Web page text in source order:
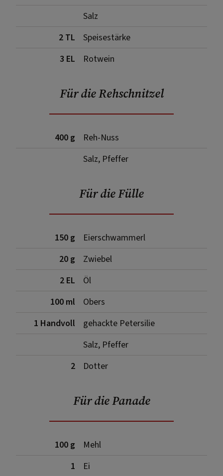
Salz
2 TL
Speisestärke
3 EL
Rotwein
Für die Rehschnitzel
400 g
Reh-Nuss
Salz, Pfeffer
Für die Fülle
150 g
Eierschwammerl
20 g
Zwiebel
2 EL
Öl
100 ml
Obers
1 Handvoll
gehackte Petersilie
Salz, Pfeffer
2
Dotter
Für die Panade
100 g
Mehl
1
Ei